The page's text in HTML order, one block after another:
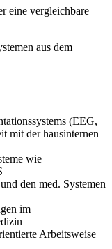
eine vergleichbare
aus dem
(EEG,
mit der hausinternen
wie
den med. Systemen
im
Arbeitsweise